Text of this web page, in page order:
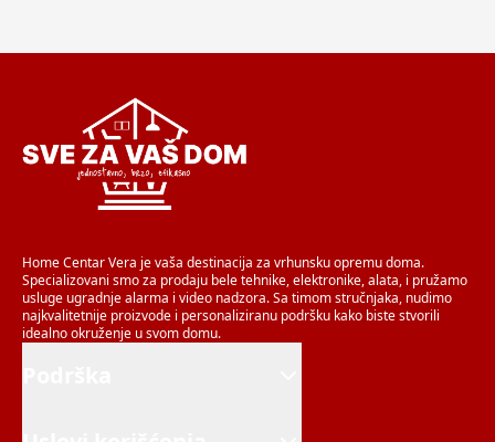
Home Centar Vera je vaša destinacija za vrhunsku opremu doma.
Specializovani smo za prodaju bele tehnike, elektronike, alata, i pružamo
usluge ugradnje alarma i video nadzora. Sa timom stručnjaka, nudimo
najkvalitetnije proizvode i personaliziranu podršku kako biste stvorili
idealno okruženje u svom domu.